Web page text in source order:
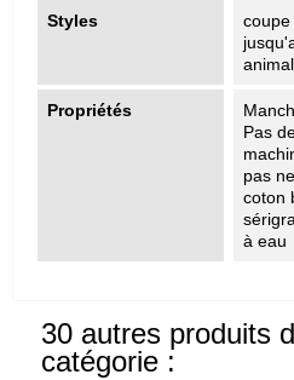
Styles
coupe
Propriétés
Pas
pas
coton
à eau
30 autres produits
catégorie :